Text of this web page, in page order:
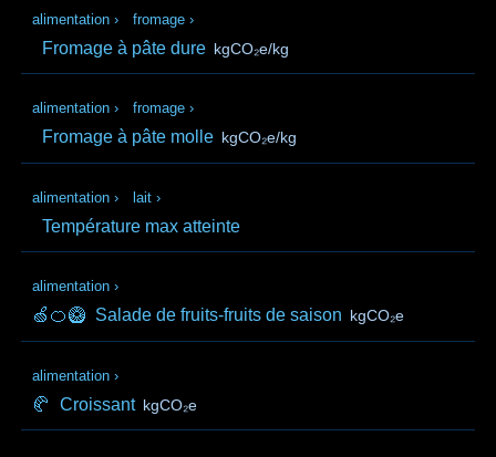
alimentation › fromage ›
Fromage à pâte dure kgCO₂e/kg
alimentation › fromage ›
Fromage à pâte molle kgCO₂e/kg
alimentation › lait ›
Température max atteinte
alimentation ›
🍏🍊🥝 Salade de fruits-fruits de saison kgCO₂e
alimentation ›
🥐 Croissant kgCO₂e